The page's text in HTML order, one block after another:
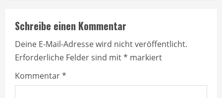
n
u
e
R
Schreibe einen Kommentar
Deine E-Mail-Adresse wird nicht veröffentlicht.
Erforderliche Felder sind mit* markiert
Kommentar*